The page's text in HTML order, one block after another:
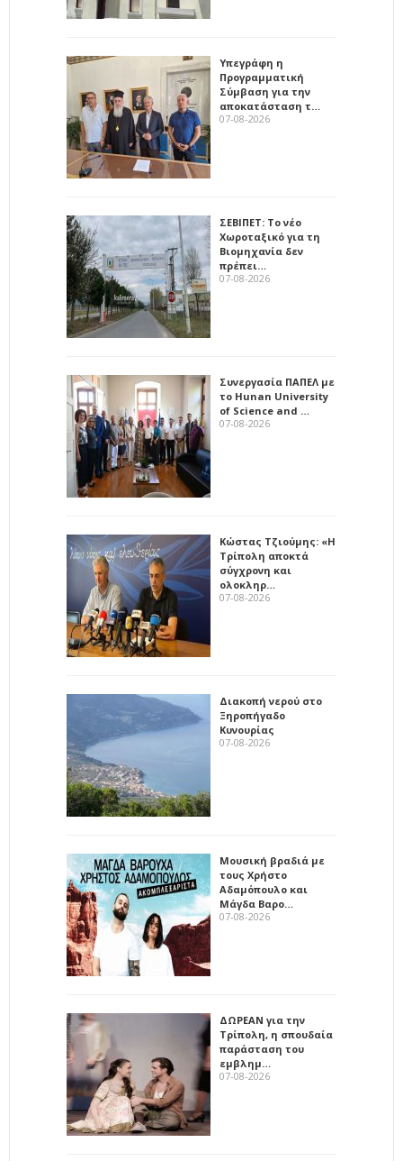
Υπεγράφη η
Προγραμματική
Σύμβαση για την
αποκατάσταση τ…
07-08-2026
ΣΕΒΙΠΕΤ: Το νέο
Χωροταξικό για τη
Βιομηχανία δεν
πρέπει…
07-08-2026
Συνεργασία ΠΑΠΕΛ με
το Hunan University
of Science and …
07-08-2026
Κώστας Τζιούμης: «Η
Τρίπολη αποκτά
σύγχρονη και
ολοκληρ…
07-08-2026
Διακοπή νερού στο
Ξηροπήγαδο
Κυνουρίας
07-08-2026
Μουσική βραδιά με
τους Χρήστο
Αδαμόπουλο και
Μάγδα Βαρο…
07-08-2026
ΔΩΡΕΑΝ για την
Τρίπολη, η σπουδαία
παράσταση του
εμβλημ…
07-08-2026